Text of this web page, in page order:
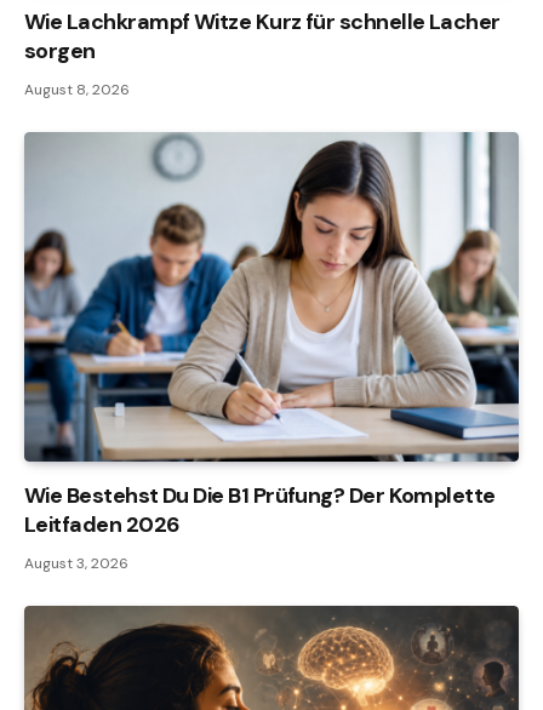
Wie Lachkrampf Witze Kurz für schnelle Lacher
sorgen
August 8, 2026
Wie Bestehst Du Die B1 Prüfung? Der Komplette
Leitfaden 2026
August 3, 2026